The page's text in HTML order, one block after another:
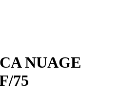
NUAGE
75